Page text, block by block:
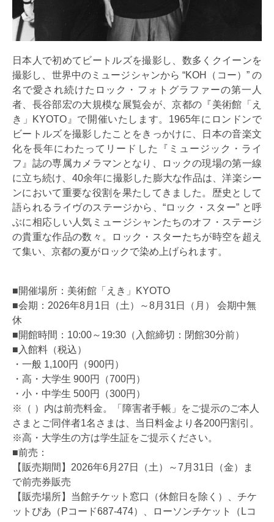
日本人で初めてビートルズを撮影し、数多くクイーンを
撮影し、世界中のミュージシャンから “KOH（コー）” の
名で愛され続けたロック・フォトグラファーの第一人
者、長谷部宏の大規模な展覧会が、京都の『美術館「え
き」KYOTO』で開催いたします。1965年にロンドンで
ビートルズを撮影したことをきっかけに、日本の音楽文
化を長年にわたってリードした『ミュージック・ライ
フ』誌の専属カメラマンとなり、ロックの現場の第一線
に立ち続け、40余年に撮影した膨大な作品は、洋楽シー
ンにおいて重要な役割を果たしてきました。歴史として
語られるライヴのステージから、“ロック・スター” と呼
ぶに相応しい人気ミュージシャンたちのオフ・ステージ
の貴重な作品の数々。ロック・スターたちが時空を超え
て集い、京都の夏がロックで染め上げられます。
■開催場所：美術館「えき」KYOTO
■会期：2026年8月1日（土）～8月31日（月） 会期中無
休
■開館時間：10:00～19:30（入館締切：閉館30分前）
■入館料（税込）
・一般 1,100円（900円）
・高・大学生 900円（700円）
・小・中学生 500円（300円）
※（ ）内は前売料金。「障害者手帳」をご提示のご本人
さまとご同伴者1名さまは、当日料金より各200円割引。
※高・大学生の方は学生証をご提示ください。
■前売：
【販売期間】2026年6月27日（土）～7月31日（金）ま
で前売券販売
【販売場所】当館チケット窓口（休館日を除く）、チケ
ットぴあ（Pコード687-474）、ローソンチケット（Lコ